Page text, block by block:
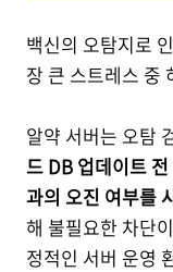
백신의 오탐지로
장 큰 스트레스 중
알약 서버는 오탐
드 DB 업데이트
과의 오진 여부를
해 불필요한 차단
정적인 서버 운영